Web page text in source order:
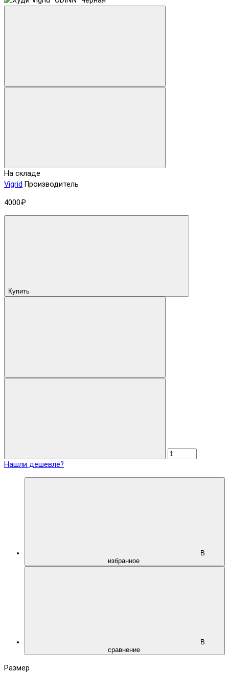
На складе
Vigrid Производитель
4000₽
Купить
Нашли дешевле?
В
избранное
В
сравнение
Размер